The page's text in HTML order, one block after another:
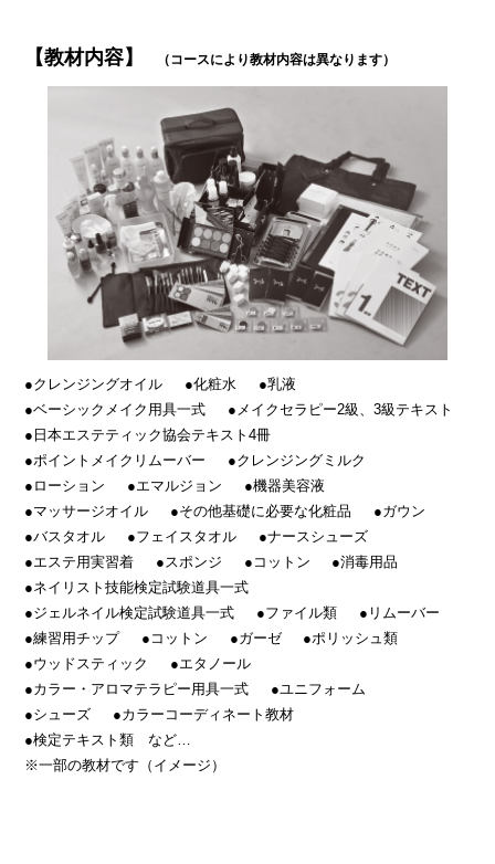
【教材内容】 （コースにより教材内容は異なります）
●クレンジングオイル ●化粧水
●乳液
●ベーシックメイク用具一式
●メイクセラピー2級、3級テキスト
●日本エステティック協会テキスト4冊
●ポイントメイクリムーバー
●クレンジングミルク
●ローション
●エマルジョン
●機器美容液
●マッサージオイル
●その他基礎に必要な化粧品
●ガウン
●バスタオル
●フェイスタオル
●ナースシューズ
●エステ用実習着
●スポンジ ●コットン
●消毒用品
●ネイリスト技能検定試験道具一式
●ジェルネイル検定試験道具一式
●ファイル類
●リムーバー
●練習用チップ
●コットン ●ガーゼ
●ポリッシュ類
●ウッドスティック
●エタノール
●カラー・アロマテラピー用具一式
●ユニフォーム
●シューズ
●カラーコーディネート教材
●検定テキスト類 など…
※一部の教材です（イメージ）